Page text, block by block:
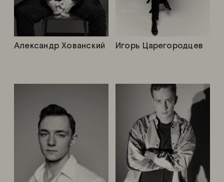
Александр Хованский Игорь Царегородцев